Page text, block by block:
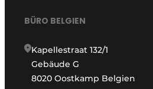
BÜRO BELGIEN
Kapellestraat 132/1
Gebäude G
8020 Oostkamp Belgien